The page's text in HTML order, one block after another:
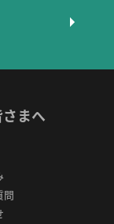
まへ
問